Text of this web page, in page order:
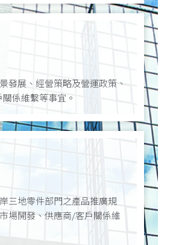
發展、經營策略及營運政策、
係維繫等事宜。
三地零件部門之產品推廣規
場開發、供應商/客戶關係維